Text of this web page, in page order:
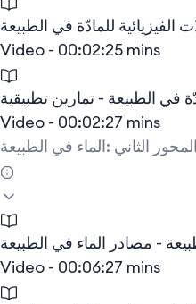
Video - 00:02:25 mins
Video - 00:02:27 mins
المحور الثاني :الماء في الطبيعة
- مصادر الماء في الطبيعة
Video - 00:06:27 mins